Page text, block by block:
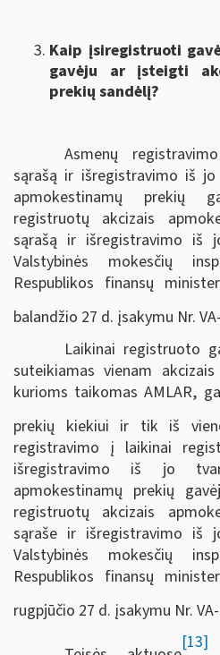
Kaip įsiregistruoti
gavėju ar įsteigti
prekių sandėlį?
Asmenų
sąrašą ir išregistravimo iš
apmokestinamų prekių
registruotų akcizais
sąrašą ir išregistravimo iš
Valstybinės mokesčių
Respublikos finansų
balandžio 27 d. įsakymu Nr.
Laikinai registruoto
suteikiamas vienam
kurioms taikomas AMLAR,
prekių kiekiui ir tik iš
registravimo į laikinai
išregistravimo iš jo
apmokestinamų prekių
registruotų akcizais
sąraše ir išregistravimo iš
Valstybinės mokesčių
Respublikos finansų
rugpjūčio 27 d. įsakymu Nr.
[13]